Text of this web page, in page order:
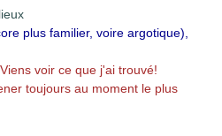
plus familier, voire argotique),
voir ce que j'ai trouvé!
toujours au moment le plus